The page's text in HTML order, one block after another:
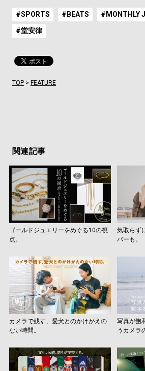
#SPORTS #BEATS #MONTHLY
#堂安律
TOP> FEATURE
関連記事
ゴールドジュエリーをめぐる10の視
点。
気取らず
バーも。
カメラで残す、愛犬とのかけがえの
ない時間。
写真が飽
うカメラ